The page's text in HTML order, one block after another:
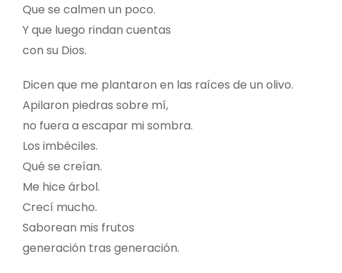
Que se calmen un poco.
Y que luego rindan cuentas
con su Dios.
Dicen que me plantaron en las raíces de un olivo.
Apilaron piedras sobre mí,
no fuera a escapar mi sombra.
Los imbéciles.
Qué se creían.
Me hice árbol.
Crecí mucho.
Saborean mis frutos
generación tras generación.